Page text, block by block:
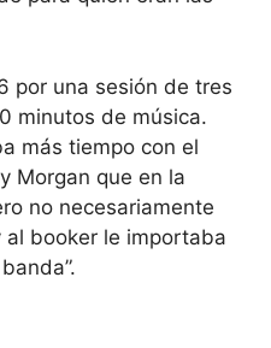
por una sesión de tres
minutos de música.
más tiempo con el
Morgan que en la
no necesariamente
al booker le importaba